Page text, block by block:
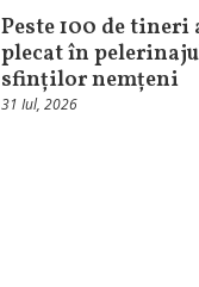
Peste 100 de tineri
plecat în
sfinților nemțeni
31 Iul, 2026